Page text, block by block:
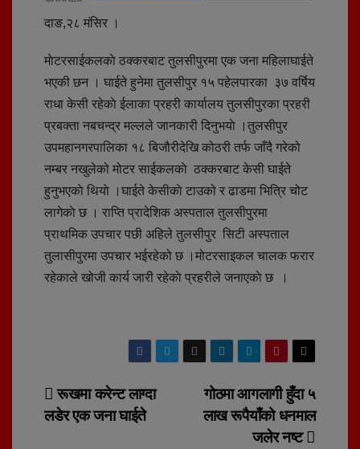
दाङ,२८ मंसिर ।
माेटरसाईकलकाे ठक्करबाट तुलसीपुरमा एक जना महिलाघाईते
भएकी छन । घाईते हुनेमा तुलसीपुर १५ पहेलपारका ३७ वर्षिय
राधा केसी रहेकाे ईलाका प्रहरी कार्यालय तुलसीपुरका प्रहरी
प्रबक्ता नबचन्द्र मल्लले जानकारी दिनुभयाे ।तुलसीपुर
उपमहानगरपालिका १८ बिजौरीदेखि कोठरी तर्फ जाँदै गरेको
नम्बर नखुलेको मोटर साईकलकाे ठक्करबाट केसी घाईते
हुनुभएकाे थियाे ।घाईते केसीकाे टाउको र ढाडमा भित्रि चोट
लागेकाे छ । राप्ति प्रादेशिक अस्पताल तुलसीपुरमा
प्राथमिक उपचार पछी अहिले तुलसीपुर सिटी अस्पताल
तुलासीपुरमा उपचार भईरहेको छ ।मोटरसाइकल चालक फरार
रहेकाले खोजी कार्य जारी रहेकाे प्रहरीले जनाएकाे छ ।
Post
navigation
गोठमा आगलागी हुँदा ५
लाख रूपैयाँको धनमाल
जलेर नष्ट
रूखमा करेन्ट लाग्दा
लडेर एक जना घाईते